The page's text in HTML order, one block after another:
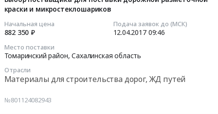
92.
краски и микростеклошариков
Начальная цена
882 350 ₽
Подача заявок до (МСК)
12.04.2017 09:46
Место поставки
Томаринский район,Сахалинская область
Отрасли
Материалы для строительства дорог, ЖД путей
№801124082943